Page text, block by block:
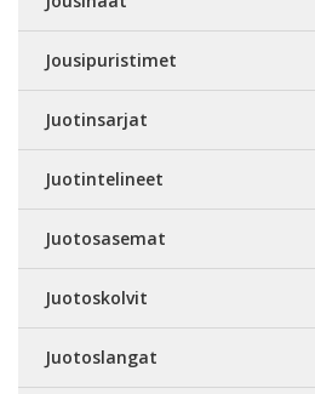
Jousipuristimet
Juotinsarjat
Juotintelineet
Juotosasemat
Juotoskolvit
Juotoslangat